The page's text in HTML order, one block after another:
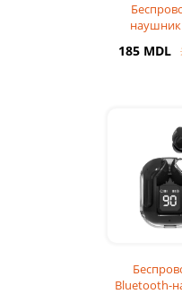
185 MDL
Bluetooth-